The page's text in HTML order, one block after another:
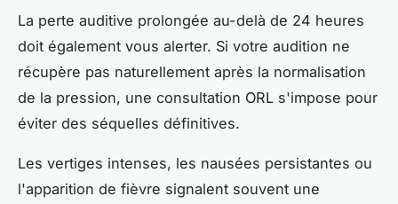
La perte auditive prolongée au-delà de 24 heures
doit également vous alerter. Si votre audition ne
récupère pas naturellement après la normalisation
de la pression, une consultation ORL s'impose pour
éviter des séquelles définitives.
Les vertiges intenses, les nausées persistantes ou
l'apparition de fièvre signalent souvent une